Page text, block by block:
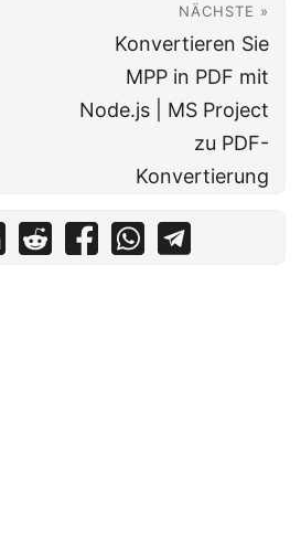
NÄCHSTE »
Konvertieren Sie
MPP in PDF mit
Node.js | MS Project
zu PDF-
Konvertierung